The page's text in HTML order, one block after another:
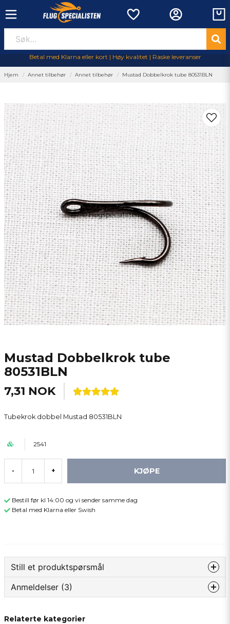
Betal med Klarna eller kort | Høy kvalitet | Raske leveranser
Hjem Annet tilbehør Annet tilbehør Mustad Dobbelkrok tube 80531BLN
Mustad Dobbelkrok tube
80531BLN
7,31 NOK
Tubekrok dobbel Mustad 80531BLN
2541
- + KJØPE
Bestill før kl 14:00 og vi sender samme dag
Betal med Klarna eller Swish
Still et produktspørsmål
question
Spør oss om noe om dette produktet...
Anmeldelser (3)
Kjetil Magnus
Relaterte kategorier